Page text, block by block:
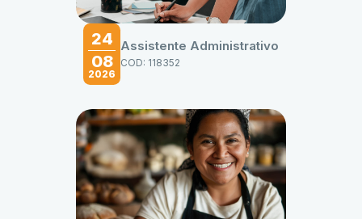
24
08
2026
Assistente Administrativo
COD: 118352